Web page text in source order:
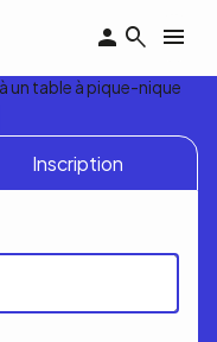
Inscription